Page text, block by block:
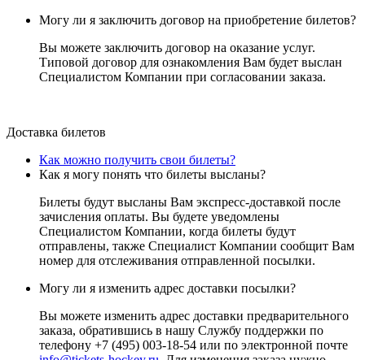
Могу ли я заключить договор на приобретение билетов?
Вы можете заключить договор на оказание услуг.
Типовой договор для ознакомления Вам будет выслан
Специалистом Компании при согласовании заказа.
Доставка билетов
Как можно получить свои билеты?
Как я могу понять что билеты высланы?
Билеты будут высланы Вам экспресс-доставкой после
зачисления оплаты. Вы будете уведомлены
Специалистом Компании, когда билеты будут
отправлены, также Специалист Компании сообщит Вам
номер для отслеживания отправленной посылки.
Могу ли я изменить адрес доставки посылки?
Вы можете изменить адрес доставки предварительного
заказа, обратившись в нашу Службу поддержки по
телефону +7 (495) 003-18-54 или по электронной почте